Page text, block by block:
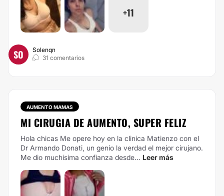
+11
SO
Solenqn
31 comentarios
AUMENTO MAMAS
MI CIRUGIA DE AUMENTO, SUPER FELIZ
Hola chicas Me opere hoy en la clinica Matienzo con el
Dr Armando Donati, un genio la verdad el mejor cirujano.
Me dio muchisima confianza desde... Leer más